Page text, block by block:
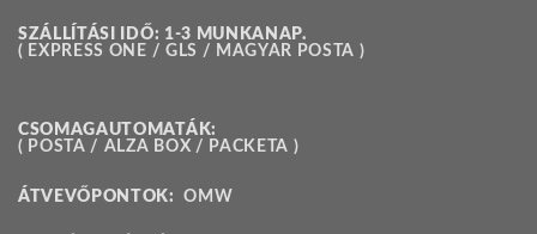
SZÁLLÍTÁSI IDŐ: 1-3 MUNKANAP.
( EXPRESS ONE / GLS / MAGYAR POSTA )
CSOMAGAUTOMATÁK:
( POSTA / ALZA BOX / PACKETA )
ÁTVEVŐPONTOK:OMW